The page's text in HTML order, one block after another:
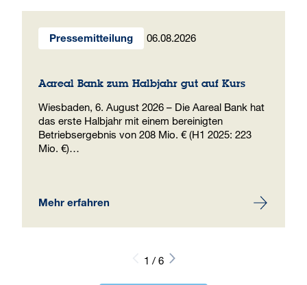
Pressemitteilung 06.08.2026
Aareal Bank zum Halbjahr gut auf Kurs
Wiesbaden, 6. August 2026 – Die Aareal Bank hat
das erste Halbjahr mit einem bereinigten
Betriebsergebnis von 208 Mio. € (H1 2025: 223
Mio. €)…
Mehr erfahren
1 / 6